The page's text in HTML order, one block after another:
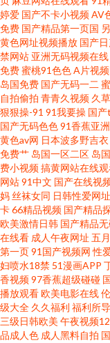
频无 欧美射精视频 天天
频五区 久久人体视频 人
性视频 欧洲TV一区 午夜
欧美性aaaaa 韩国盗摄
面 黄色九九毛片 久久草
韩精品一级 51AV导航
导航 欧美天天肏屄 亚洲
视频久久 熟女a资源 91干
亚洲视频日韩 97精品在
妇 超碰婷婷色 蜜桃精品
婷爱 国产不卡小视频AV
免费 国产精品第一页国
黄色网址视频播放 国产
禁网站 亚洲无码视频在线
免费蜜桃91色色A片视
岛国免费 国产无码一二
自拍偷拍 青青久视频 久
狠狠操-91 91我要操 国
国产无码色色91香蕉亚
黄色av网 日本波多野吉衣
免费艹 岛国一区二区 岛
费小视频搞黄网站在线
网站91中文 国产在线视
妈丝袜女同 日韩性爱网址
卡66精品视频 国产精品
欧美激情日韩 国产精品
在线看 成人午夜网址 五
第一页91国产视频网 性
妇喷水18禁 51漫画APP
香视频97香蕉超级碰碰
播放观看欧美电影在线
级大全 久久福利 福利所
三级日韩欧美 午夜视频
品成人色 成人黑料自拍